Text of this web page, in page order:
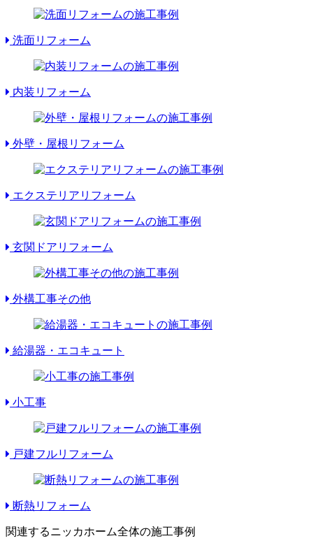
洗面リフォーム
内装リフォーム
外壁・屋根リフォーム
エクステリアリフォーム
玄関ドアリフォーム
外構工事その他
給湯器・エコキュート
小工事
戸建フルリフォーム
断熱リフォーム
関連するニッカホーム全体の施工事例